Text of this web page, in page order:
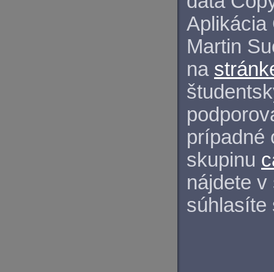
Aplikácia
Martin
na
prípadné
skupinu
nájdete